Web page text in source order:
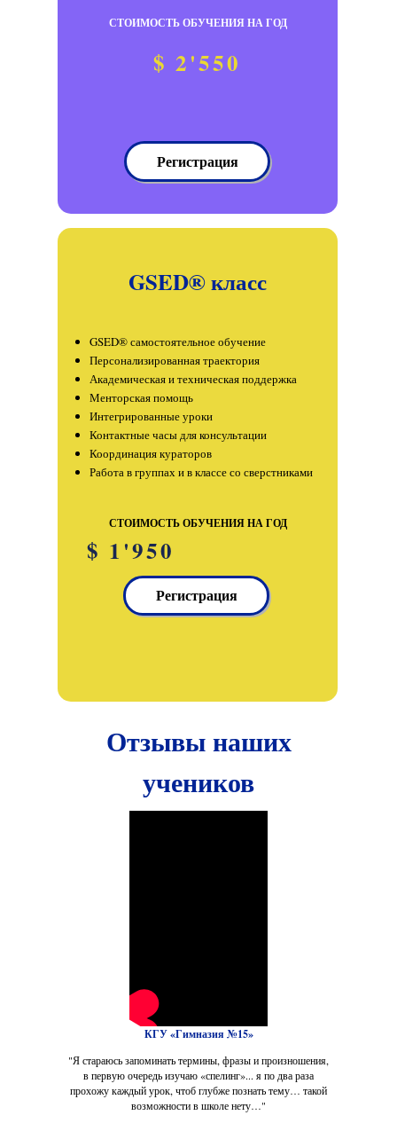
Регистрация
СТОИМОСТЬ ОБУЧЕНИЯ НА ГОД
GSED® класс
GSED® самостоятельное обучение
Персонализированная траектория
Академическая и техническая поддержка
Менторская помощь
Интегрированные уроки
Контактные часы для консультации
Координация кураторов
Работа в группах и в классе со сверстниками
$ 1'950
Регистрация
СТОИМОСТЬ ОБУЧЕНИЯ НА ГОД
$ 2'550
КГУ «Гимназия №15»
"Я стараюсь запоминать термины, фразы и произношения,
в первую очередь изучаю «спелинг»... я по два раза
прохожу каждый урок, чтоб глубже познать тему… такой
возможности в школе нету…"
Отзывы наших
учеников